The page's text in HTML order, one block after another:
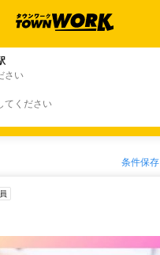
さい
てください
条件保存